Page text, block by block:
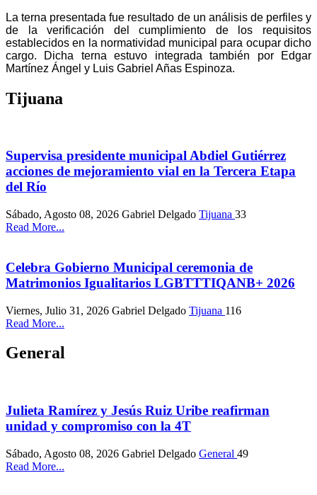
La terna presentada fue resultado de un análisis de perfiles y
de la verificación del cumplimiento de los requisitos
establecidos en la normatividad municipal para ocupar dicho
cargo. Dicha terna estuvo integrada también por Edgar
Martínez Ángel y Luis Gabriel Añas Espinoza.
Tijuana
Supervisa presidente municipal Abdiel Gutiérrez
acciones de mejoramiento vial en la Tercera Etapa
del Río
Sábado, Agosto 08, 2026 Gabriel Delgado Tijuana 33
Read More...
Celebra Gobierno Municipal ceremonia de
Matrimonios Igualitarios LGBTTTIQANB+ 2026
Viernes, Julio 31, 2026 Gabriel Delgado Tijuana 116
Read More...
General
Julieta Ramírez y Jesús Ruiz Uribe reafirman
unidad y compromiso con la 4T
Sábado, Agosto 08, 2026 Gabriel Delgado General 49
Read More...